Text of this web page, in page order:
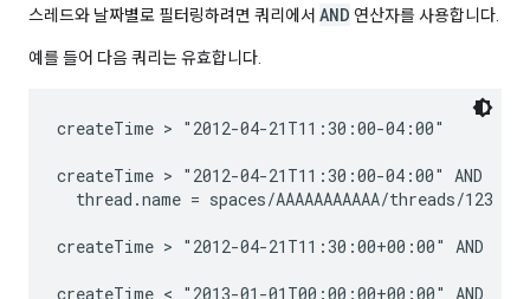
스레드와 날짜별로 필터링하려면 쿼리에서 AND 연산자를 사용합니다.
예를 들어 다음 쿼리는 유효합니다.
createTime > "2012-04-21T11:30:00-04:00"
createTime > "2012-04-21T11:30:00-04:00" AND
  thread.name = spaces/AAAAAAAAAAA/threads/123
createTime > "2012-04-21T11:30:00+00:00" AND
createTime < "2013-01-01T00:00:00+00:00" AND